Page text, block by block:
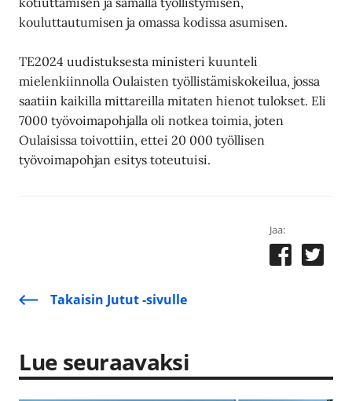
kouluttautumisen ja omassa kodissa asumisen.
TE2024 uudistuksesta ministeri kuunteli
mielenkiinnolla Oulaisten työllistämiskokeilua, jossa
saatiin kaikilla mittareilla mitaten hienot tulokset. Eli
7000 työvoimapohjalla oli notkea toimia, joten
Oulaisissa toivottiin, ettei 20 000 työllisen
työvoimapohjan esitys toteutuisi.
Jaa:
Takaisin Jutut -sivulle
Lue seuraavaksi